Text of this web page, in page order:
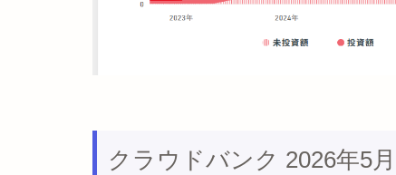
クラウドバンク 2026年5